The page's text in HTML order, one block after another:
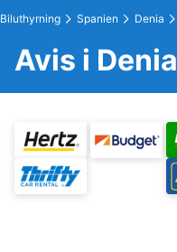
Biluthyrning Spanien Denia
Avis i Denia